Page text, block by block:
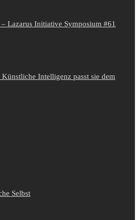
Lazarus Initiative Symposium #61
Intelligenz passt sie dem
Selbst